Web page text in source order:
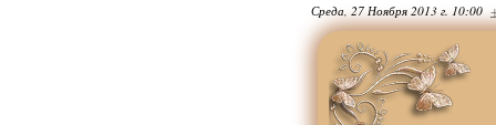
Среда, 27 Ноября 2013 г. 10:00